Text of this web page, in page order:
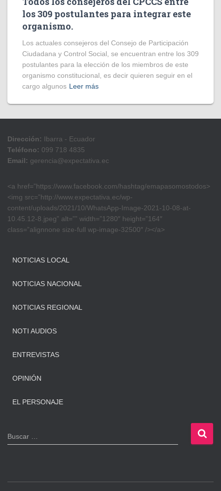
los 309 postulantes para integrar este
organismo.
Los actuales consejeros del Consejo de Participación
Ciudadana y Control Social, se encuentran entre los 309
postulantes para la elección de los miembros de este
organismo constitucional, es decir quieren seguir en el
cargo algunos Leer más
Dirección: Ibarra - Ecuador
Teléfono: 099 718 4835
Email: gerencia@expectativa.ec
<a href=”https://www.facebook.com/hashtag/emapasomostodos>
<img src=”http://www.expectativa.ec/wp-
content/uploads/2021/10/WhatsApp-Image-2021-10-08-at-
10.45.12-8.jpeg” alt=”” width=”1280″ height=”164″
class=”alignnone size-full wp-image-32500″ /></a>
NOTICIAS LOCAL
NOTICIAS NACIONAL
NOTICIAS REGIONAL
NOTI AUDIOS
ENTREVISTAS
OPINIÓN
EL PERSONAJE
B
u
Buscar …